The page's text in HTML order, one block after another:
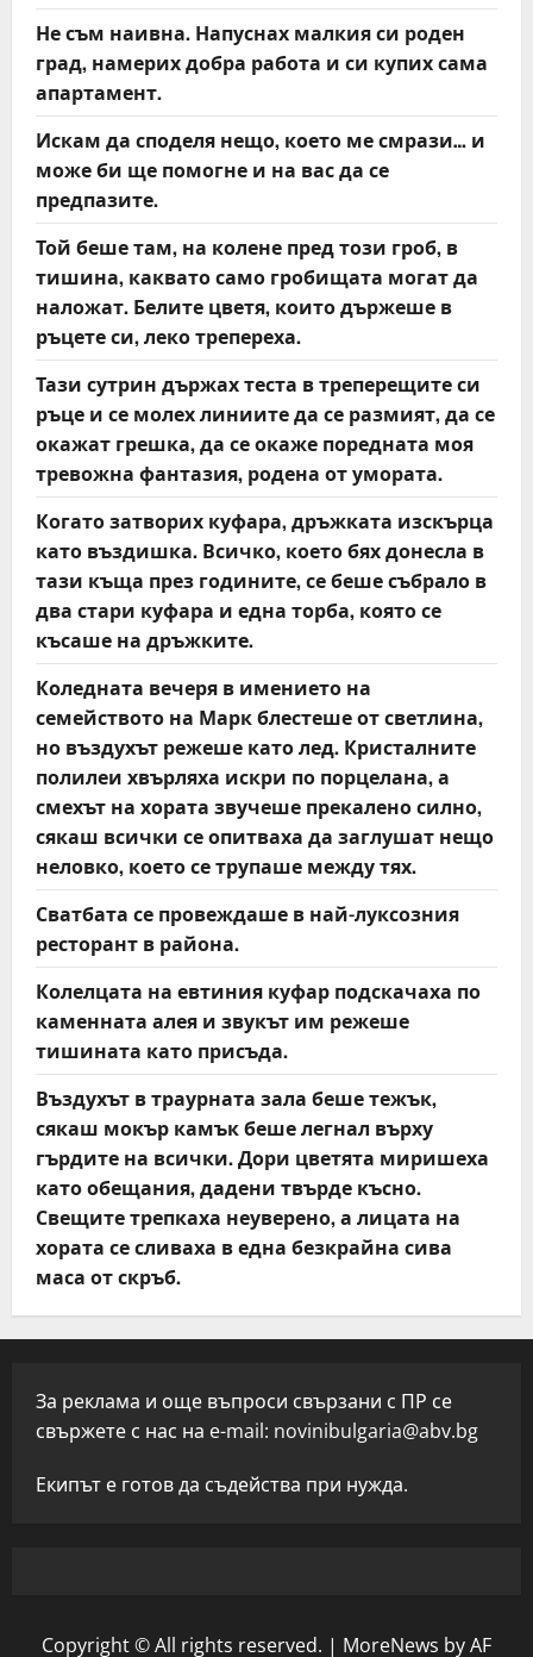
Не съм наивна. Напуснах малкия си роден
град, намерих добра работа и си купих сама
апартамент.
Искам да споделя нещо, което ме смрази… и
може би ще помогне и на вас да се
предпазите.
Той беше там, на колене пред този гроб, в
тишина, каквато само гробищата могат да
наложат. Белите цветя, които държеше в
ръцете си, леко трепереха.
Тази сутрин държах теста в треперещите си
ръце и се молех линиите да се размият, да се
окажат грешка, да се окаже поредната моя
тревожна фантазия, родена от умората.
Когато затворих куфара, дръжката изскърца
като въздишка. Всичко, което бях донесла в
тази къща през годините, се беше събрало в
два стари куфара и една торба, която се
късаше на дръжките.
Коледната вечеря в имението на
семейството на Марк блестеше от светлина,
но въздухът режеше като лед. Кристалните
полилеи хвърляха искри по порцелана, а
смехът на хората звучеше прекалено силно,
сякаш всички се опитваха да заглушат нещо
неловко, което се трупаше между тях.
Сватбата се провеждаше в най-луксозния
ресторант в района.
Колелцата на евтиния куфар подскачаха по
каменната алея и звукът им режеше
тишината като присъда.
Въздухът в траурната зала беше тежък,
сякаш мокър камък беше легнал върху
гърдите на всички. Дори цветята миришеха
като обещания, дадени твърде късно.
Свещите трепкаха неуверено, а лицата на
хората се сливаха в една безкрайна сива
маса от скръб.
За реклама и още въпроси свързани с ПР се
свържете с нас на e-mail: novinibulgaria@abv.bg
Екипът е готов да съдейства при нужда.
Copyright © All rights reserved. | MoreNews by AF